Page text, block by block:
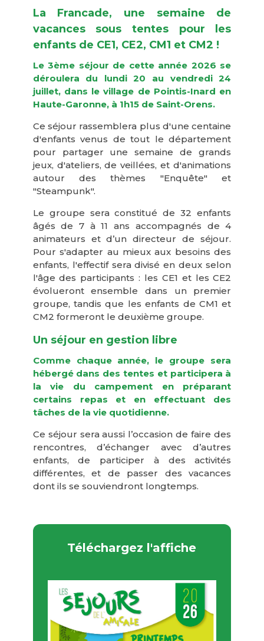
La Francade, une semaine de
vacances sous tentes pour les
enfants de CE1, CE2, CM1 et CM2 !
Le 3ème séjour de cette année 2026 se
déroulera du lundi 20 au vendredi 24
juillet, dans le village de Pointis-Inard en
Haute-Garonne, à 1h15 de Saint-Orens.
Ce séjour rassemblera plus d'une centaine
d'enfants venus de tout le département
pour partager une semaine de grands
jeux, d'ateliers, de veillées, et d'animations
autour des thèmes "Enquête" et
"Steampunk".
Le groupe sera constitué de 32 enfants
âgés de 7 à 11 ans accompagnés de 4
animateurs et d’un directeur de séjour.
Pour s'adapter au mieux aux besoins des
enfants, l'effectif sera divisé en deux selon
l'âge des participants : les CE1 et les CE2
évolueront ensemble dans un premier
groupe, tandis que les enfants de CM1 et
CM2 formeront le deuxième groupe.
Un séjour en gestion libre
Comme chaque année, le groupe sera
hébergé dans des tentes et participera à
la vie du campement en préparant
certains repas et en effectuant des
tâches de la vie quotidienne.
Ce séjour sera aussi l’occasion de faire des
rencontres, d’échanger avec d’autres
enfants, de participer à des activités
différentes, et de passer des vacances
dont ils se souviendront longtemps.
Téléchargez l'affiche